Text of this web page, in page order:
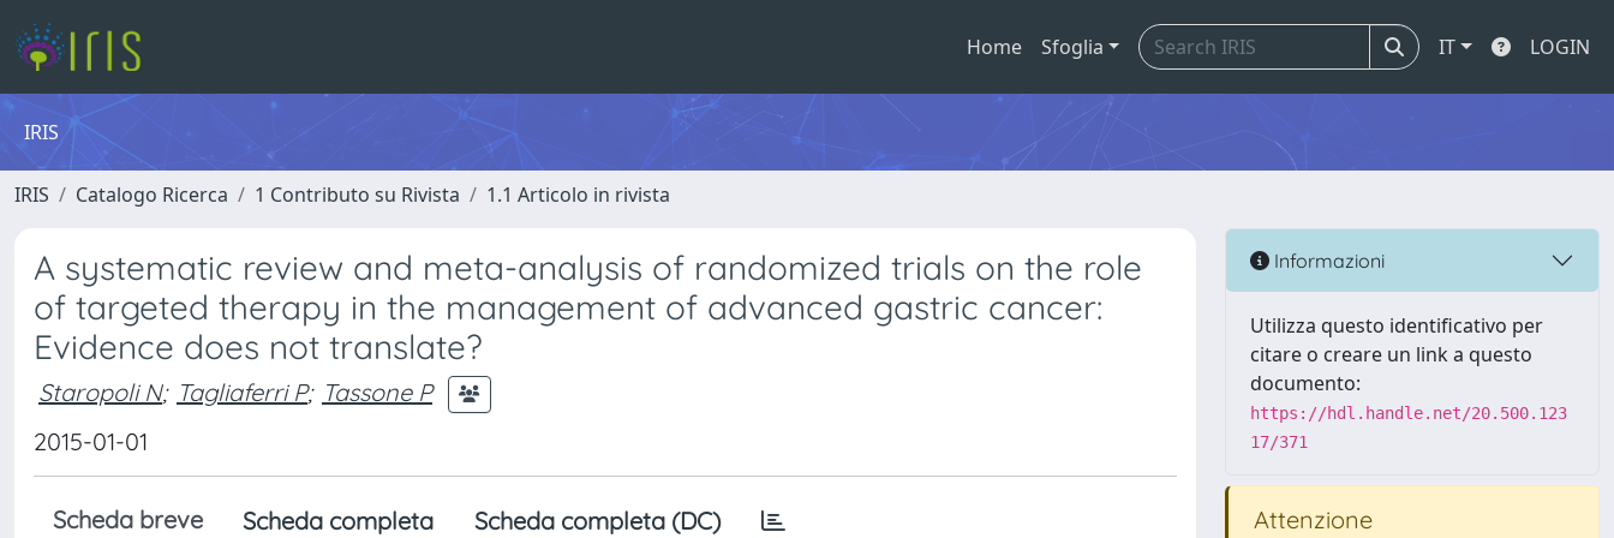
Home Sfoglia IT LOGIN
IRIS
IRIS Catalogo Ricerca 1 Contributo su Rivista 1.1 Articolo in rivista
A systematic review and meta-analysis of randomized trials on the role
of targeted therapy in the management of advanced gastric cancer:
Evidence does not translate?
Staropoli N; Tagliaferri P; Tassone P
2015-01-01
Scheda breve Scheda completa Scheda completa (DC)
Informazioni
Utilizza questo identificativo per
citare o creare un link a questo
documento:
https://hdl.handle.net/20.500.123
17/371
Attenzione